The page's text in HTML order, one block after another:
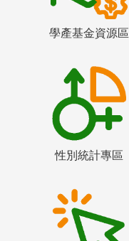
學產基金資源區
性別統計專區